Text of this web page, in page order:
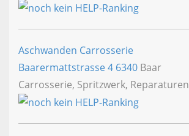
Aschwanden Carrosserie
Baarermattstrasse 4 6340 Baar
Carrosserie, Spritzwerk, Reparaturen